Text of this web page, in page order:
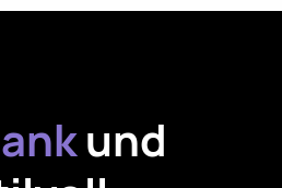
und